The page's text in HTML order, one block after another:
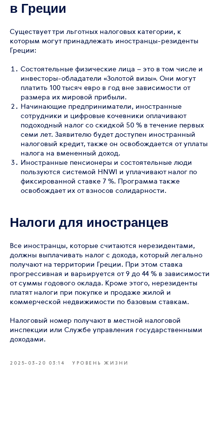
в Греции
Существует три льготных налоговых категории, к
которым могут принадлежать иностранцы-резиденты
Греции:
Состоятельные физические лица – это в том числе и
инвесторы-обладатели «Золотой визы». Они могут
платить 100 тысяч евро в год вне зависимости от
размера их мировой прибыли.
Начинающие предприниматели, иностранные
сотрудники и цифровые кочевники оплачивают
подоходный налог со скидкой 50 % в течение первых
семи лет. Заявителю будет доступен иностранный
налоговый кредит, также он освобождается от уплаты
налога на вмененный доход.
Иностранные пенсионеры и состоятельные люди
пользуются системой HNWI и уплачивают налог по
фиксированной ставке 7 %. Программа также
освобождает их от взносов солидарности.
Налоги для иностранцев
Все иностранцы, которые считаются нерезидентами,
должны выплачивать налог с дохода, который легально
получают на территории Греции. При этом ставка
прогрессивная и варьируется от 9 до 44 % в зависимости
от суммы годового оклада. Кроме этого, нерезиденты
платят налоги при покупке и продаже жилой и
коммерческой недвижимости по базовым ставкам.
Налоговый номер получают в местной налоговой
инспекции или Службе управления государственными
доходами.
2025-03-20 03:14 УРОВЕНЬ ЖИЗНИ